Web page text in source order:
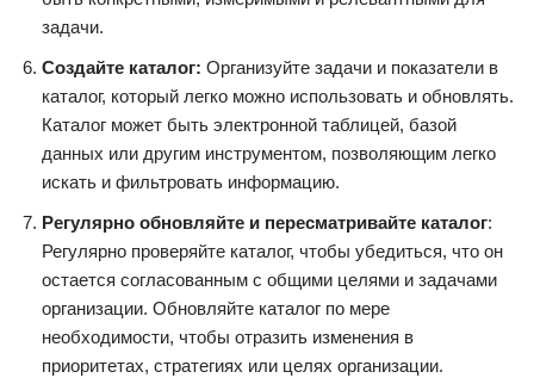
задачи.
Создайте каталог: Организуйте задачи и показатели в
каталог, который легко можно использовать и обновлять.
Каталог может быть электронной таблицей, базой
данных или другим инструментом, позволяющим легко
искать и фильтровать информацию.
Регулярно обновляйте и пересматривайте каталог:
Регулярно проверяйте каталог, чтобы убедиться, что он
остается согласованным с общими целями и задачами
организации. Обновляйте каталог по мере
необходимости, чтобы отразить изменения в
приоритетах, стратегиях или целях организации.